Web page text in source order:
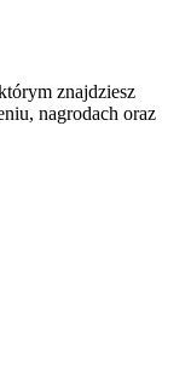
znajdziesz
nagrodach oraz